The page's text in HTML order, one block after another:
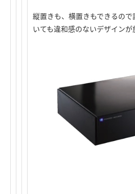
縦置きも、横置きもできるの
いても違和感のないデザインが